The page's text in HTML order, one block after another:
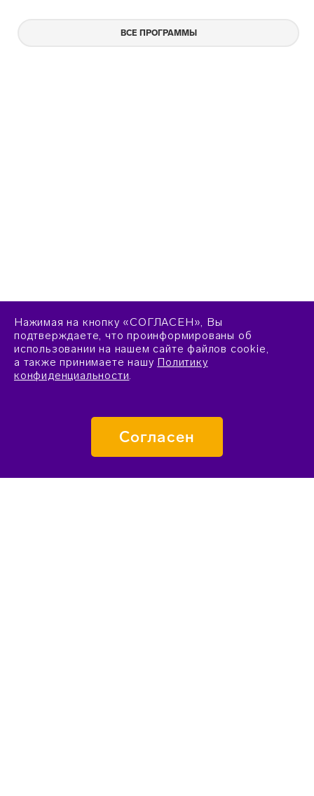
ВСЕ ПРОГРАММЫ
Нажимая на кнопку «СОГЛАСЕН», Вы
подтверждаете, что проинформированы об
использовании на нашем сайте файлов cookie,
а также принимаете нашу Политику
конфиденциальности.
Согласен